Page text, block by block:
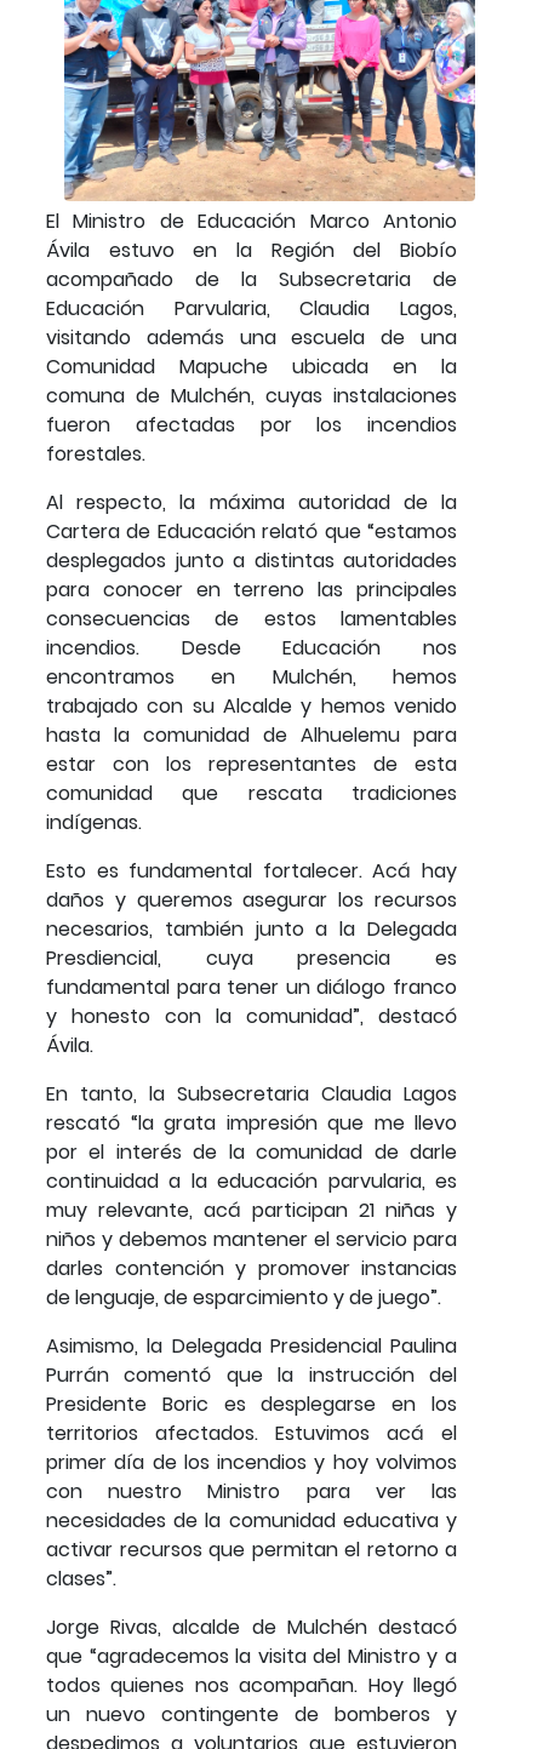
El Ministro de Educación Marco Antonio
Ávila estuvo en la Región del Biobío
acompañado de la Subsecretaria de
Educación Parvularia, Claudia Lagos,
visitando además una escuela de una
Comunidad Mapuche ubicada en la
comuna de Mulchén, cuyas instalaciones
fueron afectadas por los incendios
forestales.
Al respecto, la máxima autoridad de la
Cartera de Educación relató que “estamos
desplegados junto a distintas autoridades
para conocer en terreno las principales
consecuencias de estos lamentables
incendios. Desde Educación nos
encontramos en Mulchén, hemos
trabajado con su Alcalde y hemos venido
hasta la comunidad de Alhuelemu para
estar con los representantes de esta
comunidad que rescata tradiciones
indígenas.
Esto es fundamental fortalecer. Acá hay
daños y queremos asegurar los recursos
necesarios, también junto a la Delegada
Presdiencial, cuya presencia es
fundamental para tener un diálogo franco
y honesto con la comunidad”, destacó
Ávila.
En tanto, la Subsecretaria Claudia Lagos
rescató “la grata impresión que me llevo
por el interés de la comunidad de darle
continuidad a la educación parvularia, es
muy relevante, acá participan 21 niñas y
niños y debemos mantener el servicio para
darles contención y promover instancias
de lenguaje, de esparcimiento y de juego”.
Asimismo, la Delegada Presidencial Paulina
Purrán comentó que la instrucción del
Presidente Boric es desplegarse en los
territorios afectados. Estuvimos acá el
primer día de los incendios y hoy volvimos
con nuestro Ministro para ver las
necesidades de la comunidad educativa y
activar recursos que permitan el retorno a
clases”.
Jorge Rivas, alcalde de Mulchén destacó
que “agradecemos la visita del Ministro y a
todos quienes nos acompañan. Hoy llegó
un nuevo contingente de bomberos y